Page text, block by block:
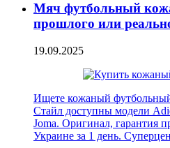
Мяч футбольный
прошлого или
19.09.2025
Ищете кожаный
Стайл доступны модели
Joma. Оригинал, гарантия
Украине за 1 день.